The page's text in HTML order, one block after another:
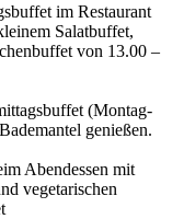
im Restaurant
Salatbuffet,
von 13.00 –
(Montag-
genießen.
Abendessen mit
vegetarischen